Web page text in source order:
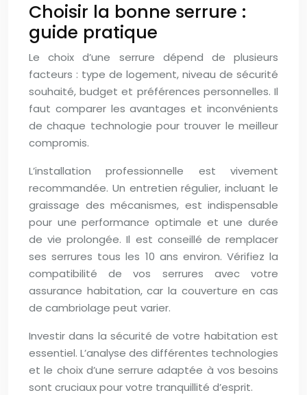
Choisir la bonne serrure :
guide pratique
Le choix d’une serrure dépend de plusieurs
facteurs : type de logement, niveau de sécurité
souhaité, budget et préférences personnelles. Il
faut comparer les avantages et inconvénients
de chaque technologie pour trouver le meilleur
compromis.
L’installation professionnelle est vivement
recommandée. Un entretien régulier, incluant le
graissage des mécanismes, est indispensable
pour une performance optimale et une durée
de vie prolongée. Il est conseillé de remplacer
ses serrures tous les 10 ans environ. Vérifiez la
compatibilité de vos serrures avec votre
assurance habitation, car la couverture en cas
de cambriolage peut varier.
Investir dans la sécurité de votre habitation est
essentiel. L’analyse des différentes technologies
et le choix d’une serrure adaptée à vos besoins
sont cruciaux pour votre tranquillité d’esprit.